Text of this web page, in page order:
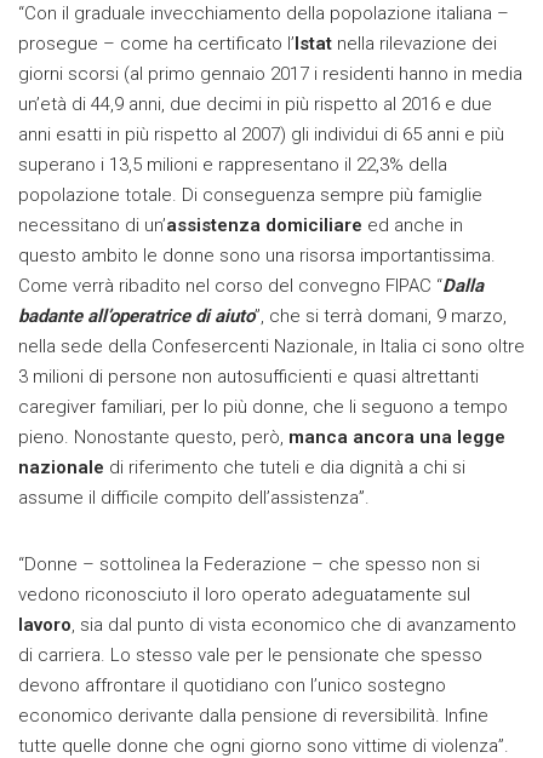
“Con il graduale invecchiamento della popolazione italiana –
prosegue – come ha certificato l’Istat nella rilevazione dei
giorni scorsi (al primo gennaio 2017 i residenti hanno in media
un’età di 44,9 anni, due decimi in più rispetto al 2016 e due
anni esatti in più rispetto al 2007) gli individui di 65 anni e più
superano i 13,5 milioni e rappresentano il 22,3% della
popolazione totale. Di conseguenza sempre più famiglie
necessitano di un’assistenza domiciliare ed anche in
questo ambito le donne sono una risorsa importantissima.
Come verrà ribadito nel corso del convegno FIPAC “Dalla
badante all’operatrice di aiuto”, che si terrà domani, 9 marzo,
nella sede della Confesercenti Nazionale, in Italia ci sono oltre
3 milioni di persone non autosufficienti e quasi altrettanti
caregiver familiari, per lo più donne, che li seguono a tempo
pieno. Nonostante questo, però, manca ancora una legge
nazionale di riferimento che tuteli e dia dignità a chi si
assume il difficile compito dell’assistenza”.
“Donne – sottolinea la Federazione – che spesso non si
vedono riconosciuto il loro operato adeguatamente sul
lavoro, sia dal punto di vista economico che di avanzamento
di carriera. Lo stesso vale per le pensionate che spesso
devono affrontare il quotidiano con l’unico sostegno
economico derivante dalla pensione di reversibilità. Infine
tutte quelle donne che ogni giorno sono vittime di violenza”.